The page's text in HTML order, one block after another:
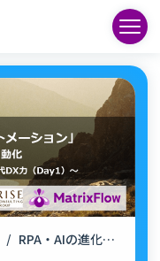
/ RPA・AIの進化系「インテリジェント・オートメーション」によるHR業務の全自動化セミナーをMatrixFlow、ライズ・コンサルティング・グループが共同開催